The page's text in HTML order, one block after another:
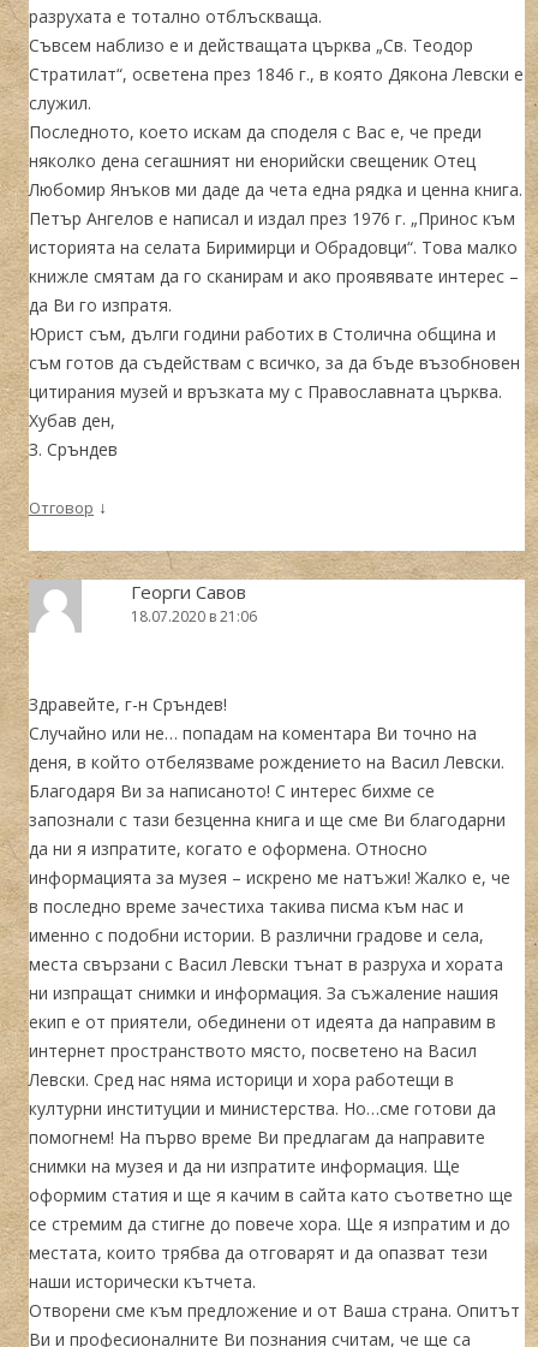
разрухата е тотално отблъскваща.
Съвсем наблизо е и действащата църква „Св. Теодор
Стратилат“, осветена през 1846 г., в която Дякона Левски е
служил.
Последното, което искам да споделя с Вас е, че преди
няколко дена сегашният ни енорийски свещеник Отец
Любомир Янъков ми даде да чета една рядка и ценна книга.
Петър Ангелов е написал и издал през 1976 г. „Принос към
историята на селата Биримирци и Обрадовци“. Това малко
книжле смятам да го сканирам и ако проявявате интерес –
да Ви го изпратя.
Юрист съм, дълги години работих в Столична община и
съм готов да съдействам с всичко, за да бъде възобновен
цитирания музей и връзката му с Православната църква.
Хубав ден,
З. Сръндев
Отговор ↓
Георги Савов
18.07.2020 в 21:06
Здравейте, г-н Сръндев!
Случайно или не… попадам на коментара Ви точно на
деня, в който отбелязваме рождението на Васил Левски.
Благодаря Ви за написаното! С интерес бихме се
запознали с тази безценна книга и ще сме Ви благодарни
да ни я изпратите, когато е оформена. Относно
информацията за музея – искрено ме натъжи! Жалко е, че
в последно време зачестиха такива писма към нас и
именно с подобни истории. В различни градове и села,
места свързани с Васил Левски тънат в разруха и хората
ни изпращат снимки и информация. За съжаление нашия
екип е от приятели, обединени от идеята да направим в
интернет пространството място, посветено на Васил
Левски. Сред нас няма историци и хора работещи в
културни институции и министерства. Но…сме готови да
помогнем! На първо време Ви предлагам да направите
снимки на музея и да ни изпратите информация. Ще
оформим статия и ще я качим в сайта като съответно ще
се стремим да стигне до повече хора. Ще я изпратим и до
местата, които трябва да отговарят и да опазват тези
наши исторически кътчета.
Отворени сме към предложение и от Ваша страна. Опитът
Ви и професионалните Ви познания считам, че ще са